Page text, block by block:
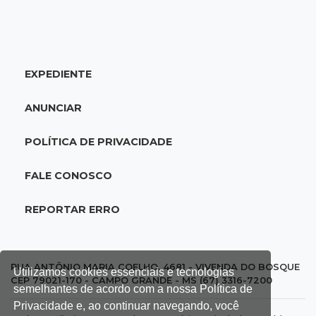
Utilizamos cookies essenciais e tecnologias
semelhantes de acordo com a nossa Política de
Privacidade e, ao continuar navegando, você
18:28Concurso 3.042
acumulado em R$ 165 milhões
18:05Energia renovável
Produção de biodiesel cresce 32% em MS e
abordagem policial no Noroeste
17:21
Brasileirão feminino
EXPEDIENTE
ANUNCIAR
POLÍTICA DE PRIVACIDADE
FALE CONOSCO
REPORTAR ERRO
RUA ANTÔNIO MARIA COELHO, 4681 - VIVENDA DO BOSQUE
CEP 79021-170 - CAMPO GRANDE - MS (67) 3316-7200